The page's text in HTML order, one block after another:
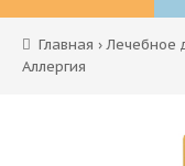
Главная ›Лечебное
Аллергия